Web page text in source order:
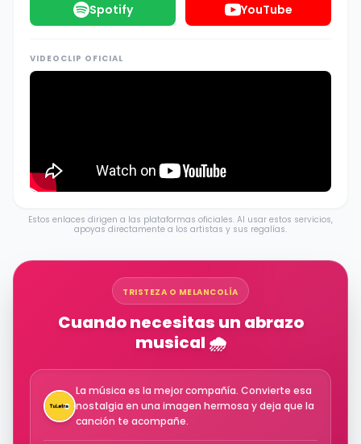
Spotify YouTube
VIDEOCLIP OFICIAL
Estos enlaces dirigen a las plataformas oficiales. Al usar estos servicios,
apoyas directamente a los artistas y sus regalías.
TRISTEZA O MELANCOLÍA
Cuando necesitas un abrazo
musical 🌧️
La música es la mejor compañía. Convierte esa
nostalgia en una imagen hermosa y deja que la
canción te acompañe.